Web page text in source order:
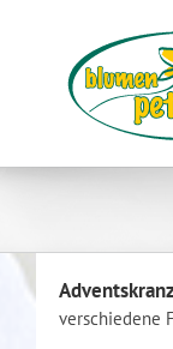
verschiedene